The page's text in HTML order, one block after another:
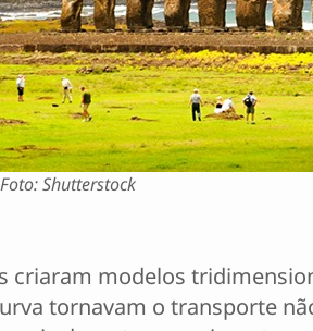
Shutterstock
criaram modelos
tornavam o transporte